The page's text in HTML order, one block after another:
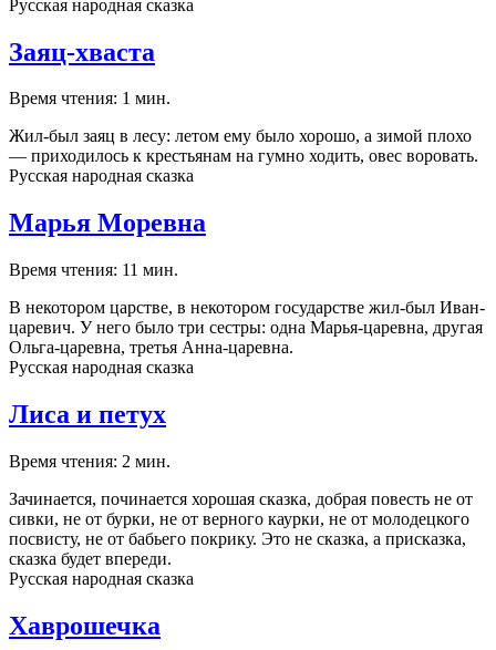
Русская народная сказка
Заяц-хваста
Время чтения: 1 мин.
Жил-был заяц в лесу: летом ему было хорошо, а зимой плохо
— приходилось к крестьянам на гумно ходить, овес воровать.
Русская народная сказка
Марья Моревна
Время чтения: 11 мин.
В некотором царстве, в некотором государстве жил-был Иван-
царевич. У него было три сестры: одна Марья-царевна, другая
Ольга-царевна, третья Анна-царевна.
Русская народная сказка
Лиса и петух
Время чтения: 2 мин.
Зачинается, починается хорошая сказка, добрая повесть не от
сивки, не от бурки, не от верного каурки, не от молодецкого
посвисту, не от бабьего покрику. Это не сказка, а присказка,
сказка будет впереди.
Русская народная сказка
Хаврошечка